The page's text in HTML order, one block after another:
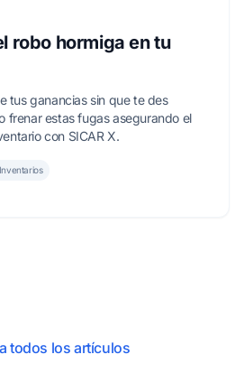
robo hormiga en tu
tus ganancias sin que te des
frenar estas fugas asegurando el
con SICAR X.
todos los artículos